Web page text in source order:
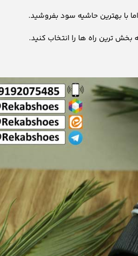
با بهترین حاشیه سود بفروشید.
ترین راه ها را انتخاب کنید.